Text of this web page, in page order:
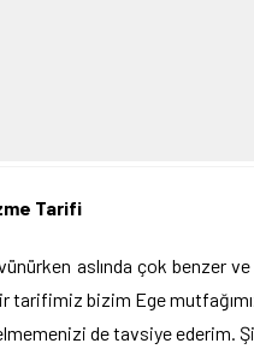
Tarifi
aslında çok benzer
tarifimiz bizim Ege
de tavsiye ederim.